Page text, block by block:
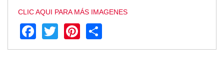
CLIC AQUI PARA MÁS IMAGENES
Facebook
TwitterPinterest
2016